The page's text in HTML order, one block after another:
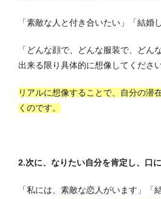
「素敵な人と付き合いたい」「結婚
「どんな顔で、どんな服装で、どん
出来る限り具体的に想像してください
リアルに想像することで、自分の潜
くのです。
2.次に、なりたい自分を肯定し、口に
「私には、素敵な恋人がいます」「